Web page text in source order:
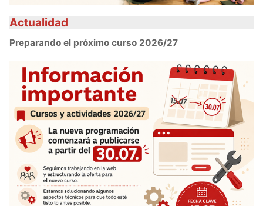
Actualidad
Preparando el próximo curso 2026/27